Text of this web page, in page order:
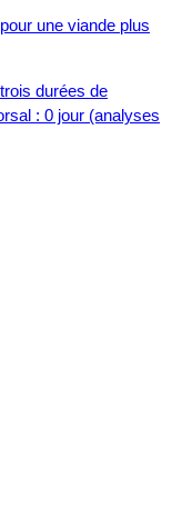
une viande plus
durées de
: 0 jour (analyses